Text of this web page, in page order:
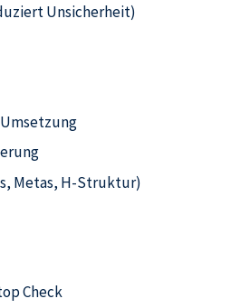
Unsicherheit)
Metas, H-Struktur)
Check